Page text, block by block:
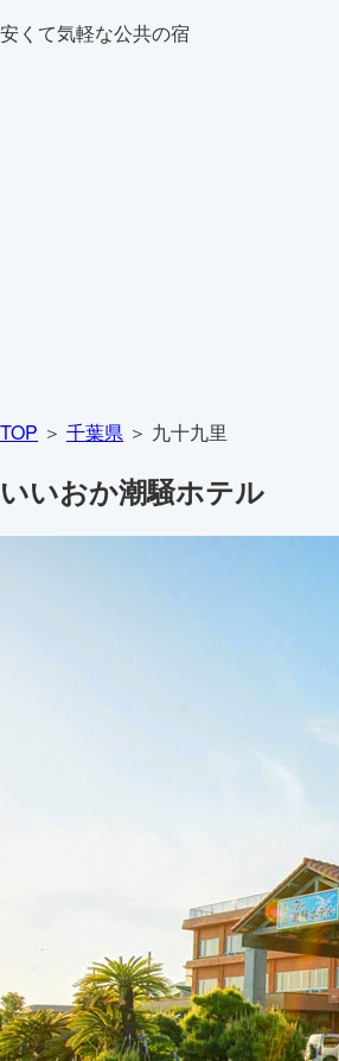
安くて気軽な公共の宿
TOP ＞ 千葉県 ＞ 九十九里
いいおか潮騒ホテル